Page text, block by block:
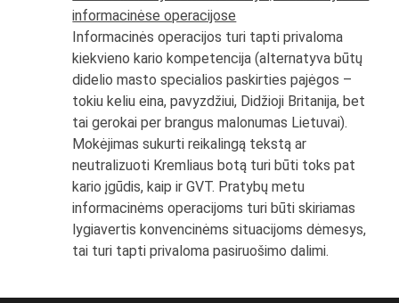
informacinėse operacijose
Informacinės operacijos turi tapti privaloma
kiekvieno kario kompetencija (alternatyva būtų
didelio masto specialios paskirties pajėgos –
tokiu keliu eina, pavyzdžiui, Didžioji Britanija, bet
tai gerokai per brangus malonumas Lietuvai).
Mokėjimas sukurti reikalingą tekstą ar
neutralizuoti Kremliaus botą turi būti toks pat
kario įgūdis, kaip ir GVT. Pratybų metu
informacinėms operacijoms turi būti skiriamas
lygiavertis konvencinėms situacijoms dėmesys,
tai turi tapti privaloma pasiruošimo dalimi.